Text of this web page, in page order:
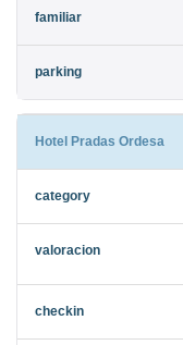
Hotel Pradas Ordesa